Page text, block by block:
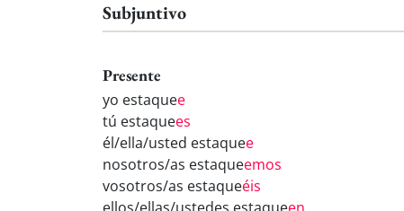
Subjuntivo
Presente
yo estaquee
tú estaquees
él/ella/usted estaquee
nosotros/as estaqueemos
vosotros/as estaqueéis